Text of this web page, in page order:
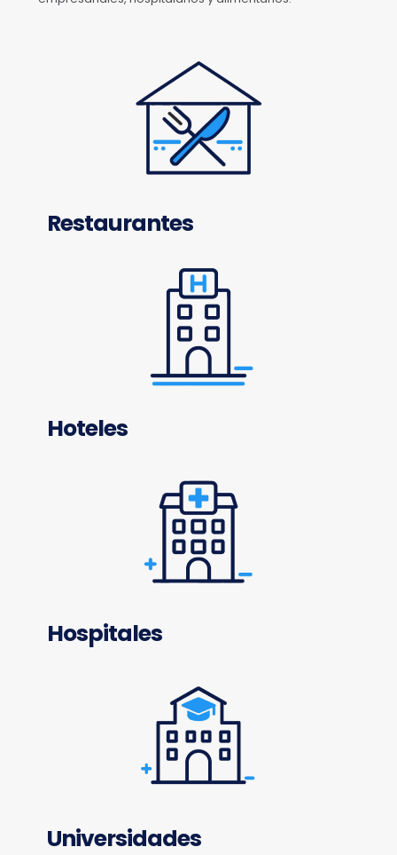
Restaurantes
Hoteles
Hospitales
Universidades